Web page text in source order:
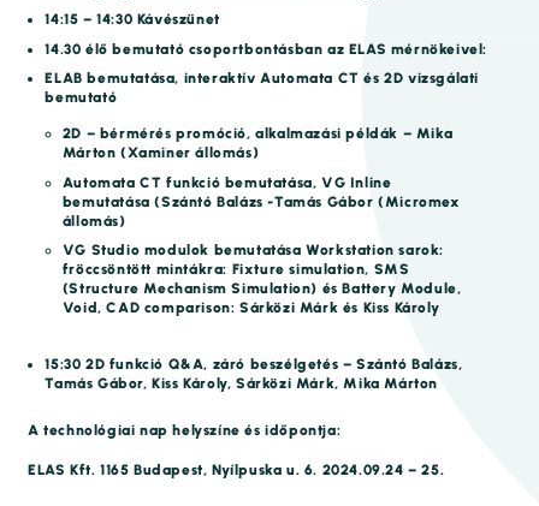
14:15 – 14:30 Kávészünet
14.30 élő bemutató csoportbontásban az ELAS mérnökeivel:
ELAB bemutatása, interaktív Automata CT és 2D vizsgálati
bemutató
2D – bérmérés promóció, alkalmazási példák – Mika
Márton (Xaminer állomás)
Automata CT funkció bemutatása, VG Inline
bemutatása (Szántó Balázs -Tamás Gábor (Micromex
állomás)
VG Studio modulok bemutatása Workstation sarok:
fröccsöntött mintákra: Fixture simulation, SMS
(Structure Mechanism Simulation) és Battery Module,
Void, CAD comparison: Sárközi Márk és Kiss Károly
15:30 2D funkció Q&A, záró beszélgetés – Szántó Balázs,
Tamás Gábor, Kiss Károly, Sárközi Márk, Mika Márton
A technológiai nap helyszíne és időpontja:
ELAS Kft. 1165 Budapest, Nyílpuska u. 6. 2024.09.24 – 25.